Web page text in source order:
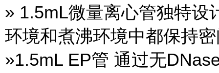
» 1.5mL微量离心管独特设
环境和煮沸环境中都保持
»1.5mL EP管 通过无